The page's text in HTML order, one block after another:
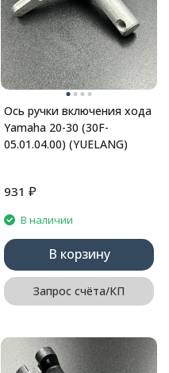
Ось ручки включения хода
Yamaha 20-30 (30F-
05.01.04.00) (YUELANG)
931 ₽
В наличии
В корзину
Запрос счёта/КП